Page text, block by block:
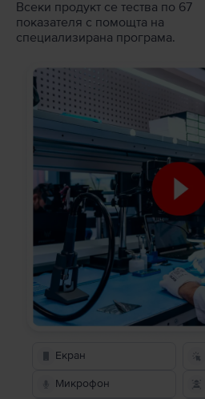
Всеки продукт се тества по 67
показателя с помощта на
специализирана програма.
Екран
Микрофон